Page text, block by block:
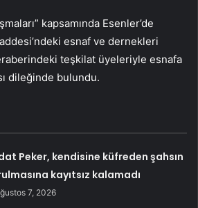
kapsamında Esenler’de
esnaf ve dernekleri
teşkilat üyeleriyle esnafa
dileğinde bulundu.
Peker, kendisine küfreden şahsın
kayıtsız kalamadı
7, 2026